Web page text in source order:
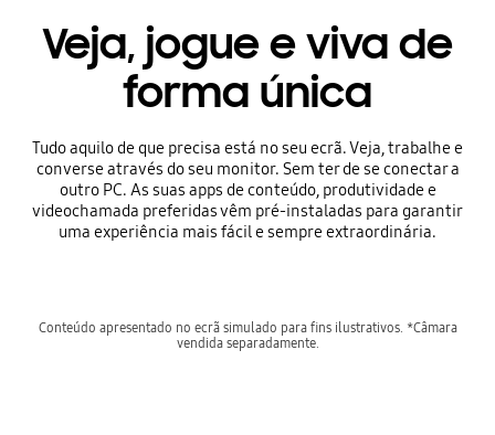
Veja, jogue e viva de
forma única
Tudo aquilo de que precisa está no seu ecrã. Veja, trabalhe e
converse através do seu monitor. Sem ter de se conectar a
outro PC. As suas apps de conteúdo, produtividade e
videochamada preferidas vêm pré-instaladas para garantir
uma experiência mais fácil e sempre extraordinária.
Conteúdo apresentado no ecrã simulado para fins ilustrativos. *Câmara
vendida separadamente.